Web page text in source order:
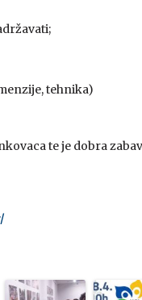
tehnika)
te je dobra